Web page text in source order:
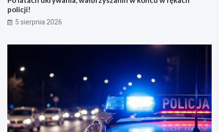
policji!
5 sierpnia 2026